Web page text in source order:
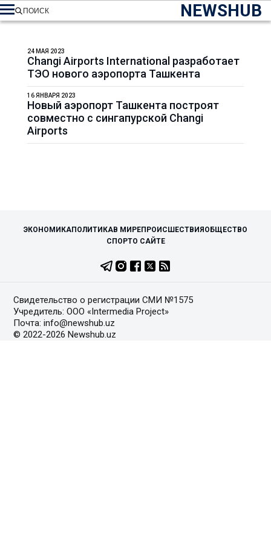
NEWSHUB
ПОИСК
Changi Airports International разработает
ТЭО нового аэропорта Ташкента
24 МАЯ 2023
Новый аэропорт Ташкента построят
совместно с сингапурской Changi
Airports
16 ЯНВАРЯ 2023
ЭКОНОМИКАПОЛИТИКАВ МИРЕПРОИСШЕСТВИЯ ОБЩЕСТВО
СПОРТО САЙТЕ
Свидетельство о регистрации СМИ №1575
Учредитель: ООО «Intermedia Project»
Почта: info@newshub.uz
© 2022-2026 Newshub.uz